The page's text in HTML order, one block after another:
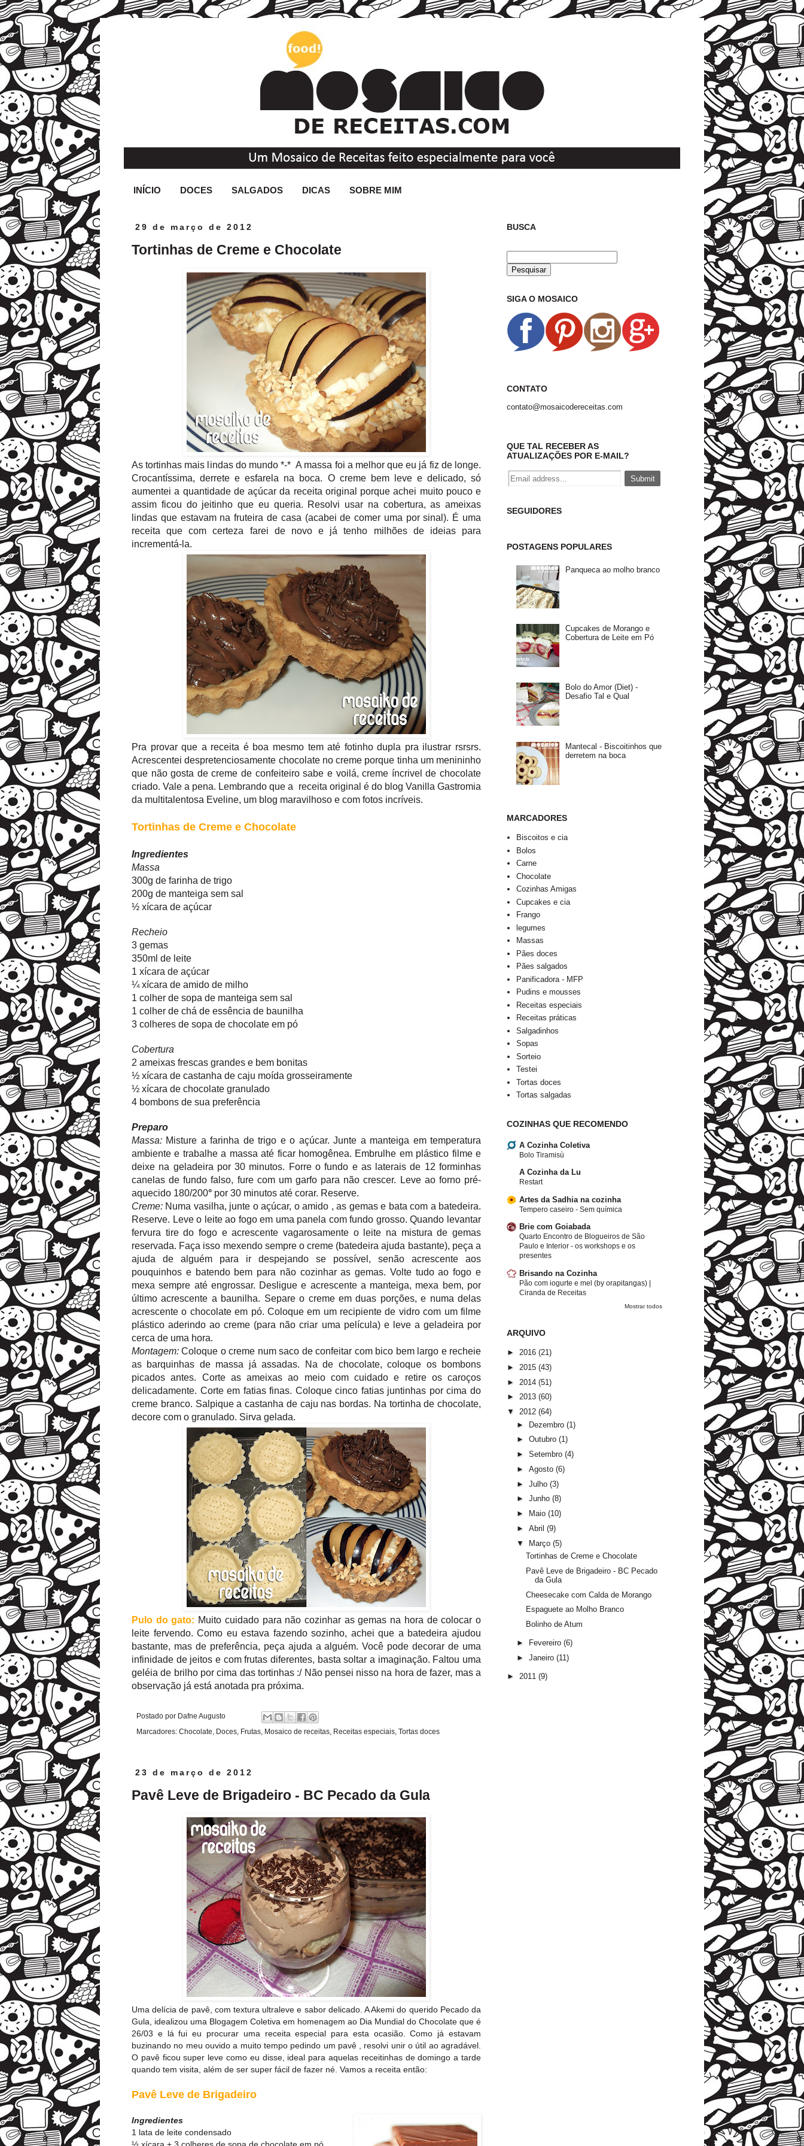
INÍCIO DOCES SALGADOS DICAS SOBRE MIM
29 de março de 2012
Tortinhas de Creme e Chocolate
As tortinhas mais lindas do mundo *-* A massa foi a melhor que eu já fiz de longe.
Crocantíssima, derrete e esfarela na boca. O creme bem leve e delicado, só
aumentei a quantidade de açúcar da receita original porque achei muito pouco e
assim ficou do jeitinho que eu queria. Resolvi usar na cobertura, as ameixas
lindas que estavam na fruteira de casa (acabei de comer uma por sinal). É uma
receita que com certeza farei de novo e já tenho milhões de ideias para
incrementá-la.
Pra provar que a receita é boa mesmo tem até fotinho dupla pra ilustrar rsrsrs.
Acrescentei despretenciosamente chocolate no creme porque tinha um menininho
que não gosta de creme de confeiteiro sabe e voilá, creme íncrivel de chocolate
criado. Vale a pena. Lembrando que a receita original é do blog Vanilla Gastromia
da multitalentosa Eveline, um blog maravilhoso e com fotos incríveis.
Tortinhas de Creme e Chocolate
Ingredientes
Massa
300g de farinha de trigo
200g de manteiga sem sal
½ xícara de açúcar
Recheio
3 gemas
350ml de leite
1 xícara de açúcar
¼ xícara de amido de milho
1 colher de sopa de manteiga sem sal
1 colher de chá de essência de baunilha
3 colheres de sopa de chocolate em pó
Cobertura
2 ameixas frescas grandes e bem bonitas
½ xícara de castanha de caju moída grosseiramente
½ xícara de chocolate granulado
4 bombons de sua preferência
Preparo
Massa: Misture a farinha de trigo e o açúcar. Junte a manteiga em temperatura
ambiente e trabalhe a massa até ficar homogênea. Embrulhe em plástico filme e
deixe na geladeira por 30 minutos. Forre o fundo e as laterais de 12 forminhas
canelas de fundo falso, fure com um garfo para não crescer. Leve ao forno pré-
aquecido 180/200° por 30 minutos até corar. Reserve.
Creme: Numa vasilha, junte o açúcar, o amido , as gemas e bata com a batedeira.
Reserve. Leve o leite ao fogo em uma panela com fundo grosso. Quando levantar
fervura tire do fogo e acrescente vagarosamente o leite na mistura de gemas
reservada. Faça isso mexendo sempre o creme (batedeira ajuda bastante), peça a
ajuda de alguém para ir despejando se possível, senão acrescente aos
pouquinhos e batendo bem para não cozinhar as gemas. Volte tudo ao fogo e
mexa sempre até engrossar. Desligue e acrescente a manteiga, mexa bem, por
último acrescente a baunilha. Separe o creme em duas porções, e numa delas
acrescente o chocolate em pó. Coloque em um recipiente de vidro com um filme
plástico aderindo ao creme (para não criar uma película) e leve a geladeira por
cerca de uma hora.
Montagem:Coloque o creme num saco de confeitar com bico bem largo e recheie
as barquinhas de massa já assadas. Na de chocolate, coloque os bombons
picados antes. Corte as ameixas ao meio com cuidado e retire os caroços
delicadamente. Corte em fatias finas. Coloque cinco fatias juntinhas por cima do
creme branco. Salpique a castanha de caju nas bordas. Na tortinha de chocolate,
decore com o granulado. Sirva gelada.
Pulo do gato: Muito cuidado para não cozinhar as gemas na hora de colocar o
leite fervendo. Como eu estava fazendo sozinho, achei que a batedeira ajudou
bastante, mas de preferência, peça ajuda a alguém. Você pode decorar de uma
infinidade de jeitos e com frutas diferentes, basta soltar a imaginação. Faltou uma
geléia de brilho por cima das tortinhas :/ Não pensei nisso na hora de fazer, mas a
observação já está anotada pra próxima.
Postado por Dafne Augusto
Marcadores: Chocolate Doces Frutas Mosaico de receitas Receitas especiais Tortas doces
23 de março de 2012
Pavê Leve de Brigadeiro - BC Pecado da Gula
Uma delícia de pavê, com textura ultraleve e sabor delicado. A Akemi do querido Pecado da
Gula, idealizou uma Blogagem Coletiva em homenagem ao Dia Mundial do Chocolate que é
26/03 e lá fui eu procurar uma receita especial para esta ocasião. Como já estavam
buzinando no meu ouvido a muito tempo pedindo um pavê , resolvi unir o útil ao agradável.
O pavê ficou super leve como eu disse, ideal para aquelas receitinhas de domingo a tarde
quando tem visita, além de ser super fácil de fazer né. Vamos a receita então:
Pavê Leve de Brigadeiro
Ingredientes
1 lata de leite condensado
BUSCA
SIGA O MOSAICO
CONTATO
contato@mosaicodereceitas.com
QUE TAL RECEBER AS
ATUALIZAÇÕES POR E-MAIL?
SEGUIDORES
POSTAGENS POPULARES
Panqueca ao molho branco
Cupcakes de Morango e
Cobertura de Leite em Pó
Bolo do Amor (Diet) -
Desafio Tal e Qual
Mantecal - Biscoitinhos que
derretem na boca
MARCADORES
Biscoitos e cia
Bolos
Carne
Chocolate
Cozinhas Amigas
Cupcakes e cia
Frango
legumes
Massas
Pães doces
Pães salgados
Panificadora - MFP
Pudins e mousses
Receitas especiais
Receitas práticas
Salgadinhos
Sopas
Sorteio
Testei
Tortas doces
Tortas salgadas
COZINHAS QUE RECOMENDO
A Cozinha Coletiva
Bolo Tiramisù
A Cozinha da Lu
Restart
Artes da Sadhia na cozinha
Tempero caseiro - Sem química
Brie com Goiabada
Quarto Encontro de Blogueiros de São
Paulo e Interior - os workshops e os
presentes
Brisando na Cozinha
Pão com iogurte e mel (by orapitangas) |
Ciranda de Receitas
Mostrar todos
ARQUIVO
► 2016 (21)
► 2015 (43)
► 2014 (51)
► 2013 (60)
▼ 2012 (64)
► Dezembro (1)
► Outubro (1)
► Setembro (4)
► Agosto (6)
► Julho (3)
► Junho (8)
►
Maio (10)
► Abril (9)
▼ Março (5)
Tortinhas de Creme e Chocolate
Pavê Leve de Brigadeiro - BC Pecado
da Gula
Cheesecake com Calda de Morango
Espaguete ao Molho Branco
Bolinho de Atum
► Fevereiro (6)
► Janeiro (11)
► 2011 (9)